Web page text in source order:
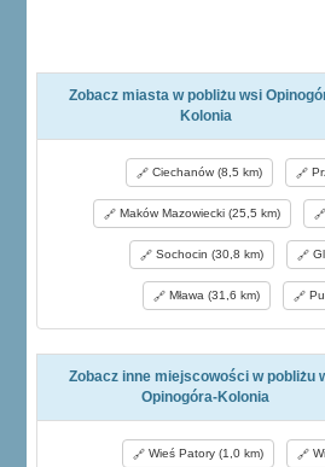
Zobacz miasta w pobliżu wsi
Kolonia
Ciechanów (8,5 km)
Maków Mazowiecki (25,5 km)
Sochocin (30,8 km)
Mława (31,6 km)
Zobacz inne miejscowości w pobliżu
Opinogóra-Kolonia
Wieś Patory (1,0 km)